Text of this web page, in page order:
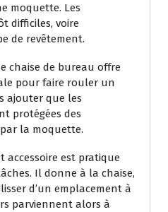
moquette. Les
difficiles, voire
de revêtement.
chaise de bureau offre
pour faire rouler un
ajouter que les
protégées des
la moquette.
accessoire est pratique
Il donne à la chaise,
d’un emplacement à
parviennent alors à